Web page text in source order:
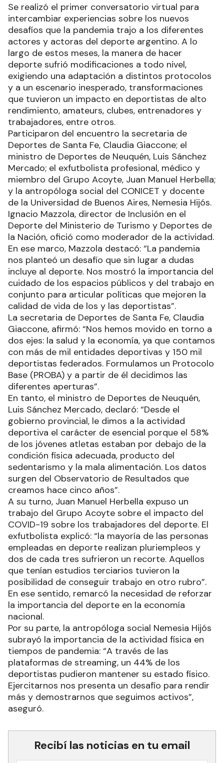
Se realizó el primer conversatorio virtual para
intercambiar experiencias sobre los nuevos
desafíos que la pandemia trajo a los diferentes
actores y actoras del deporte argentino. A lo
largo de estos meses, la manera de hacer
deporte sufrió modificaciones a todo nivel,
exigiendo una adaptación a distintos protocolos
y a un escenario inesperado, transformaciones
que tuvieron un impacto en deportistas de alto
rendimiento, amateurs, clubes, entrenadores y
trabajadores, entre otros.
Participaron del encuentro la secretaria de
Deportes de Santa Fe, Claudia Giaccone; el
ministro de Deportes de Neuquén, Luis Sánchez
Mercado; el exfutbolista profesional, médico y
miembro del Grupo Acoyte, Juan Manuel Herbella;
y la antropóloga social del CONICET y docente
de la Universidad de Buenos Aires, Nemesia Hijós.
Ignacio Mazzola, director de Inclusión en el
Deporte del Ministerio de Turismo y Deportes de
la Nación, ofició como moderador de la actividad.
En ese marco, Mazzola destacó: “La pandemia
nos planteó un desafío que sin lugar a dudas
incluye al deporte. Nos mostró la importancia del
cuidado de los espacios públicos y del trabajo en
conjunto para articular políticas que mejoren la
calidad de vida de los y las deportistas”.
La secretaria de Deportes de Santa Fe, Claudia
Giaccone, afirmó: “Nos hemos movido en torno a
dos ejes: la salud y la economía, ya que contamos
con más de mil entidades deportivas y 150 mil
deportistas federados. Formulamos un Protocolo
Base (PROBA) y a partir de él decidimos las
diferentes aperturas”.
En tanto, el ministro de Deportes de Neuquén,
Luis Sánchez Mercado, declaró: “Desde el
gobierno provincial, le dimos a la actividad
deportiva el carácter de esencial porque el 58%
de los jóvenes atletas estaban por debajo de la
condición física adecuada, producto del
sedentarismo y la mala alimentación. Los datos
surgen del Observatorio de Resultados que
creamos hace cinco años”.
A su turno, Juan Manuel Herbella expuso un
trabajo del Grupo Acoyte sobre el impacto del
COVID-19 sobre los trabajadores del deporte. El
exfutbolista explicó: “la mayoría de las personas
empleadas en deporte realizan pluriempleos y
dos de cada tres sufrieron un recorte. Aquellos
que tenían estudios terciarios tuvieron la
posibilidad de conseguir trabajo en otro rubro”.
En ese sentido, remarcó la necesidad de reforzar
la importancia del deporte en la economía
nacional.
Por su parte, la antropóloga social Nemesia Hijós
subrayó la importancia de la actividad física en
tiempos de pandemia: “A través de las
plataformas de streaming, un 44% de los
deportistas pudieron mantener su estado físico.
Ejercitarnos nos presenta un desafío para rendir
más y demostrarnos que seguimos activos”,
aseguró.
Recibí las noticias en tu email